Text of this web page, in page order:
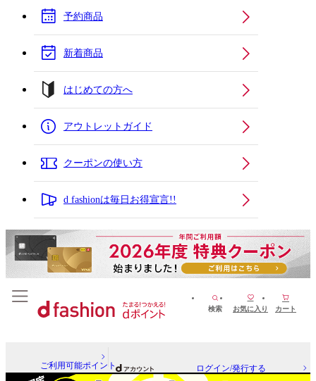
予約商品
新着商品
はじめての方へ
アウトレットガイド
クーポンの使い方
d fashionは毎日お得宣言!!
検索 お気に入り カート
ご利用可能ポイント ログイン/発行する